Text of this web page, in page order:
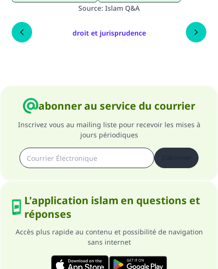
Source: Islam Q&A
droit et jurisprudence
abonner au service du courrier
Inscrivez vous au mailing liste pour recevoir les mises à
jours périodiques
L'application islam en questions et
réponses
Accès plus rapide au contenu et possibilité de navigation
sans internet